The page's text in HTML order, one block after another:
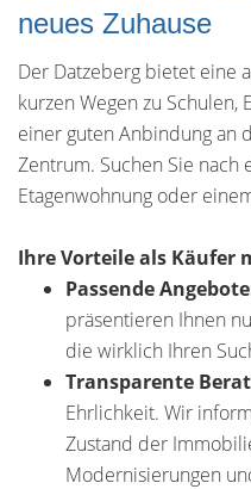
neues Zuhause
Der Datzeberg bietet eine
kurzen Wegen zu Schulen,
einer guten Anbindung an
Zentrum. Suchen Sie nach
Etagenwohnung oder
Ihre Vorteile als Käufer
Passende
präsentieren Ihnen
die wirklich Ihren
Transparente
Ehrlichkeit. Wir
Zustand der
Modernisierungen